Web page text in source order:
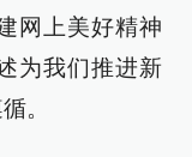
网上美好精神
为我们推进新
。